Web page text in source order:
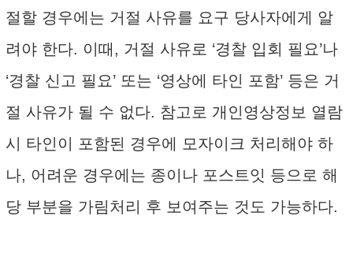
절할 경우에는 거절 사유를 요구 당사자에게 알
려야 한다. 이때, 거절 사유로 ‘경찰 입회 필요’나
‘경찰 신고 필요’ 또는 ‘영상에 타인 포함’ 등은 거
절 사유가 될 수 없다. 참고로 개인영상정보 열람
시 타인이 포함된 경우에 모자이크 처리해야 하
나, 어려운 경우에는 종이나 포스트잇 등으로 해
당 부분을 가림처리 후 보여주는 것도 가능하다.